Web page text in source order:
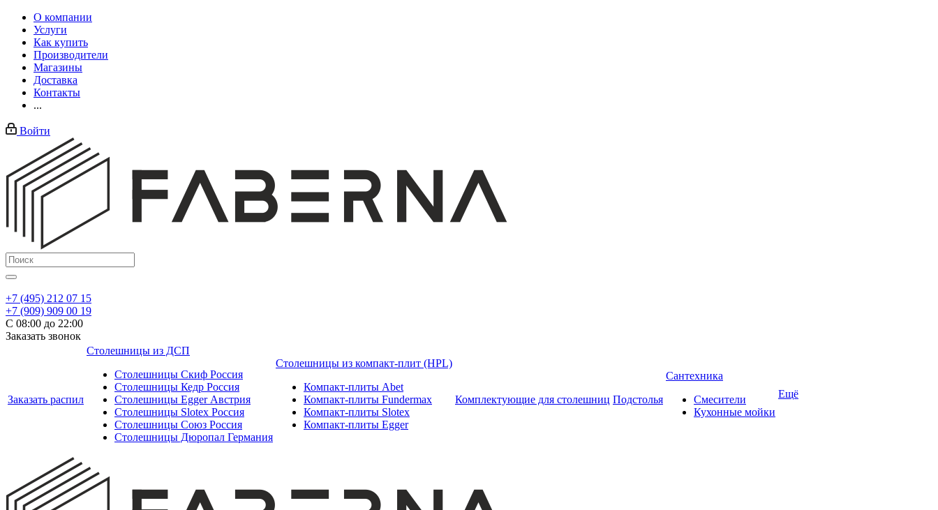
О компании
Услуги
Как купить
Производители
Магазины
Доставка
Контакты
...
Войти
+7 (495) 212 07 15
+7 (909) 909 00 19
С 08:00 до 22:00
Заказать звонок
Заказать распил
Столешницы из ДСП
Столешницы Скиф Россия
Столешницы Кедр Россия
Столешницы Egger Австрия
Столешницы Slotex Россия
Столешницы Союз Россия
Столешницы Дюропал Германия
Столешницы из компакт-плит (HPL)
Компакт-плиты Abet
Компакт-плиты Fundermax
Компакт-плиты Slotex
Компакт-плиты Egger
Комплектующие для столешниц Подстолья
Сантехника
Смесители
Кухонные мойки
Ещё